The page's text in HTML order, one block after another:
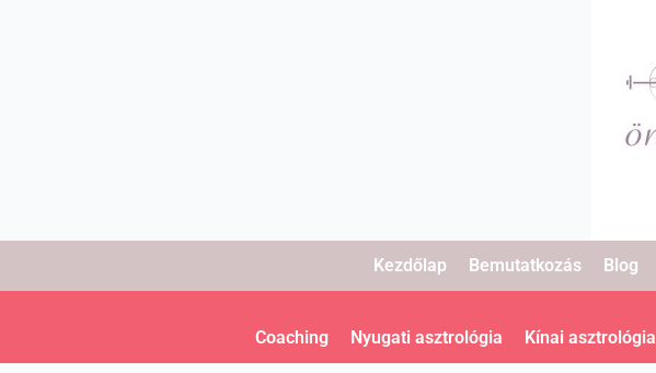
Kezdőlap Bemutatkozás Blog
Coaching Nyugati asztrológia Kínai asztrológia